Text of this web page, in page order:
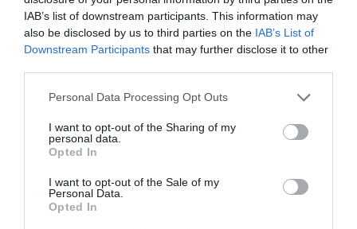
IAB’s list of downstream participants. This information may
also be disclosed by us to third parties on the IAB’s List of
Downstream Participants that may further disclose it to other
Personal Data Processing Opt Outs
I want to opt-out of the Sharing of my
personal data.
Opted In
I want to opt-out of the Sale of my
Personal Data.
Opted In
Durante su intervención,Camps ha animado a los
asistentes a implicarse activamente en el proyecto
político del partido y ha subrayado la importancia de
la participación de la militancia.
El expresident ha estado acompañado por el
coordinador provincial de su equipo, el exsenador
miembros de su equipo.